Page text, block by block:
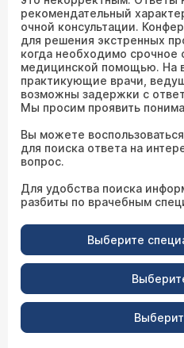
рекомендательный
очной консультации.
для решения экстренных
когда необходимо срочное
медицинской помощью. На
практикующие врачи,
возможны задержки с
Мы просим проявить
Вы можете
для поиска ответа на
вопрос.
Для удобства поиска
разбиты по врачебным
Выберите